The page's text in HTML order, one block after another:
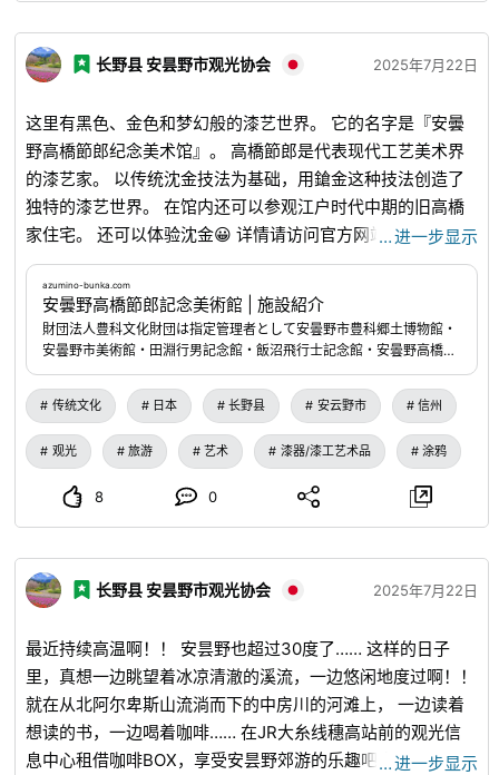
长野县 安昙野市观光协会 2025年7月22日
这里有黑色、金色和梦幻般的漆艺世界。 它的名字是『安曇
野高橋節郎纪念美术馆』。 高橋節郎是代表现代工艺美术界
的漆艺家。 以传统沈金技法为基础，用鎗金这种技法创造了
独特的漆艺世界。 在馆内还可以参观江户时代中期的旧高橋
家住宅。 还可以体验沈金😀 详情请访问官方网站。
azumino-bunka.com...
…进一步显示
azumino-bunka.com
安曇野高橋節郎記念美術館 | 施設紹介
財団法人豊科文化財団は指定管理者として安曇野市豊科郷土博物館・
安曇野市美術館・田淵行男記念館・飯沼飛行士記念館・安曇野高橋節
郎記念美術館の管理運営を行っています。
传统文化 日本 长野县 安云野市 信州
观光 旅游 艺术 漆器/漆工艺术品 涂鸦
8 0
长野县 安昙野市观光协会 2025年7月22日
最近持续高温啊！！ 安昙野也超过30度了…… 这样的日子
里，真想一边眺望着冰凉清澈的溪流，一边悠闲地度过啊！！
就在从北阿尔卑斯山流淌而下的中房川的河滩上， 一边读着
想读的书，一边喝着咖啡…… 在JR大糸线穗高站前的观光信
息中心租借咖啡BOX，享受安昙野郊游的乐趣吧😄！！
…进一步显示